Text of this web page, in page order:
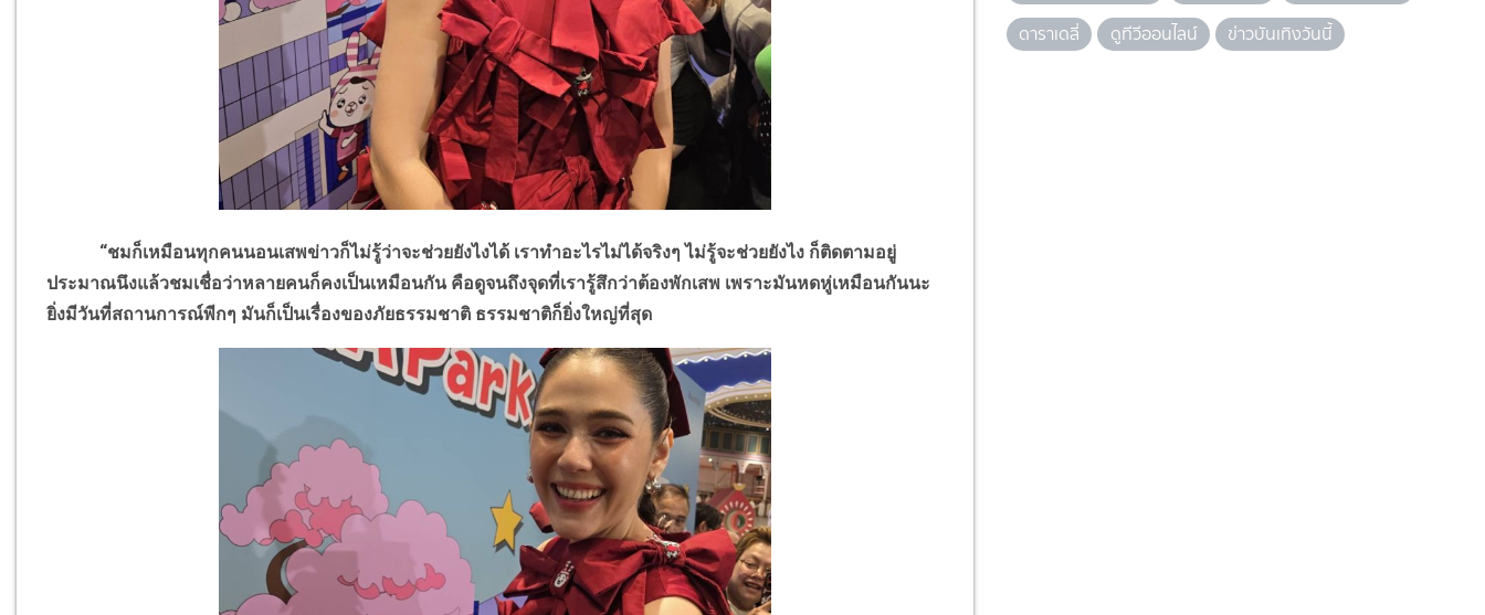
“ชมก็เหมือนทุกคนนอนเสพข่าวก็ไม่รู้ว่าจะช่วยยังไงได้ เราทำอะไรไม่ได้จริงๆ ไม่รู้จะช่วยยังไง ก็ติดตามอยู่
ประมาณนึงแล้วชมเชื่อว่าหลายคนก็คงเป็นเหมือนกัน คือดูจนถึงจุดที่เรารู้สึกว่าต้องพักเสพ เพราะมันหดหู่เหมือนกันนะ
ยิ่งมีวันที่สถานการณ์พีกๆ มันก็เป็นเรื่องของภัยธรรมชาติ ธรรมชาติก็ยิ่งใหญ่ที่สุด
ดาราเดลี่
ดูทีวีออนไลน์ ข่าวบันเทิงวันนี้